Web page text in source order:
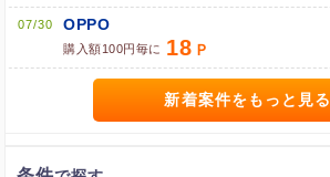
07/30 OPPO
購入額100円毎に 18
新着案件をもっと見る